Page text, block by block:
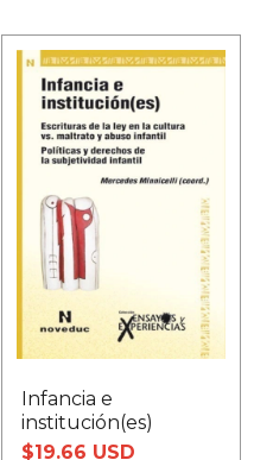
Infancia e
institución(es)
$19.66 USD